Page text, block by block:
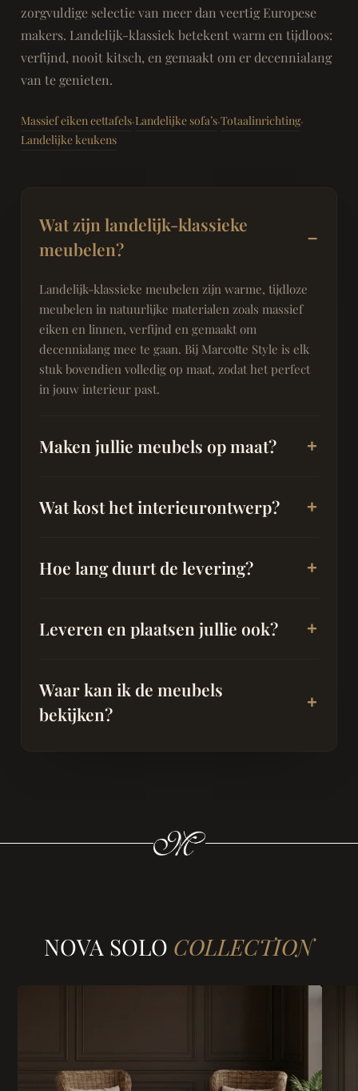
zorgvuldige selectie van meer dan veertig Europese
makers. Landelijk-klassiek betekent warm en tijdloos:
verfijnd, nooit kitsch, en gemaakt om er decennialang
van te genieten.
Massief eiken eettafels·Landelijke sofa’s·Totaalinrichting·
Landelijke keukens
Wat zijn landelijk-klassieke
meubelen?
Landelijk-klassieke meubelen zijn warme, tijdloze
meubelen in natuurlijke materialen zoals massief
eiken en linnen, verfijnd en gemaakt om
decennialang mee te gaan. Bij Marcotte Style is elk
stuk bovendien volledig op maat, zodat het perfect
in jouw interieur past.
Maken jullie meubels op maat?
Wat kost het interieurontwerp?
Hoe lang duurt de levering?
Leveren en plaatsen jullie ook?
Waar kan ik de meubels
bekijken?
NOVA SOLO COLLECTION